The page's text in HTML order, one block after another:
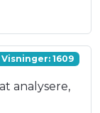
Visninger: 1609
analysere,